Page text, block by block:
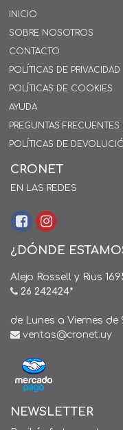
INICIO
SOBRE NOSOTROS
CONTACTO
POLÍTICAS DE PRIVACIDAD
POLÍTICAS DE COOKIES
AYUDA
PREGUNTAS FRECUENTES
POLÍTICAS DE
CRONET
EN LAS REDES
¿DÓNDE
Alejo Rossell y Rius
26 242424*
de Lunes a Viernes de
ventas@cronet.uy
NEWSLETTER